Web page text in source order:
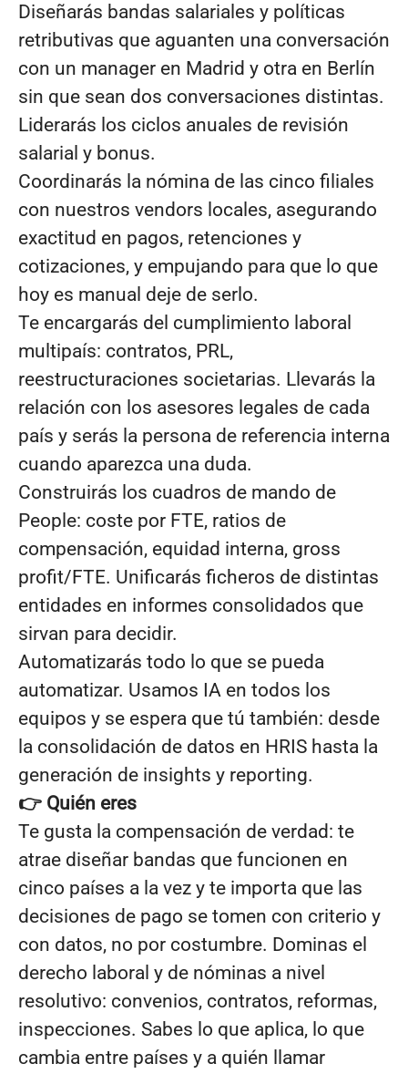
Diseñarás bandas salariales y políticas
retributivas que aguanten una conversación
con un manager en Madrid y otra en Berlín
sin que sean dos conversaciones distintas.
Liderarás los ciclos anuales de revisión
salarial y bonus.
Coordinarás la nómina de las cinco filiales
con nuestros vendors locales, asegurando
exactitud en pagos, retenciones y
cotizaciones, y empujando para que lo que
hoy es manual deje de serlo.
Te encargarás del cumplimiento laboral
multipaís: contratos, PRL,
reestructuraciones societarias. Llevarás la
relación con los asesores legales de cada
país y serás la persona de referencia interna
cuando aparezca una duda.
Construirás los cuadros de mando de
People: coste por FTE, ratios de
compensación, equidad interna, gross
profit/FTE. Unificarás ficheros de distintas
entidades en informes consolidados que
sirvan para decidir.
Automatizarás todo lo que se pueda
automatizar. Usamos IA en todos los
equipos y se espera que tú también: desde
la consolidación de datos en HRIS hasta la
generación de insights y reporting.
👉 Quién eres
Te gusta la compensación de verdad: te
atrae diseñar bandas que funcionen en
cinco países a la vez y te importa que las
decisiones de pago se tomen con criterio y
con datos, no por costumbre. Dominas el
derecho laboral y de nóminas a nivel
resolutivo: convenios, contratos, reformas,
inspecciones. Sabes lo que aplica, lo que
cambia entre países y a quién llamar